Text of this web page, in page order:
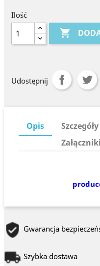
Ilość

Udostępnij
Opis
Załączniki
Gwarancja
Szybka dostawa